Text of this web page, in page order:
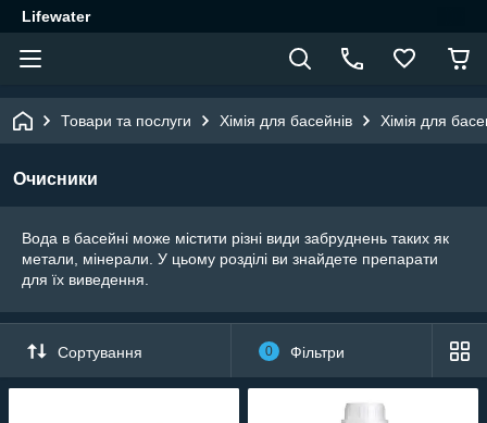
Lifewater
Товари та послуги Хімія для басейнів Хімія для
Очисники
Вода в басейні може містити різні види забруднень таких як
метали, мінерали. У цьому розділі ви знайдете препарати
для їх виведення.
Сортування 0 Фільтри